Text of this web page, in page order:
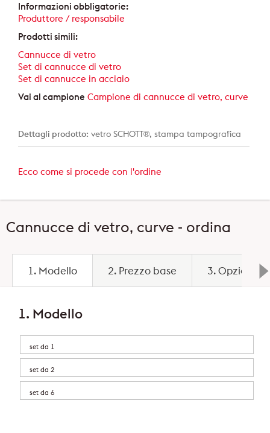
Informazioni obbligatorie:
Produttore / responsabile
Prodotti simili:
Cannucce di vetro
Set di cannucce di vetro
Set di cannucce in acciaio
Vai al campione Campione di cannucce di vetro, curve
Dettagli prodotto: vetro SCHOTT®, stampa tampografica
Ecco come si procede con l'ordine
Cannucce di vetro, curve - ordina
1. Modello 2. Prezzo base 3. Opzioni
1. Modello
set da 1
set da 2
set da 6